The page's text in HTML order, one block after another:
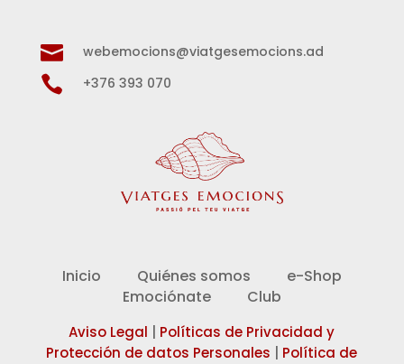
 webemocions@viatgesemocions.ad
 +376 393 070
Inicio Quiénes somos
e-Shop
Emociónate
Club
Aviso Legal
Políticas de Privacidad y
Protección de datos Personales
Política de